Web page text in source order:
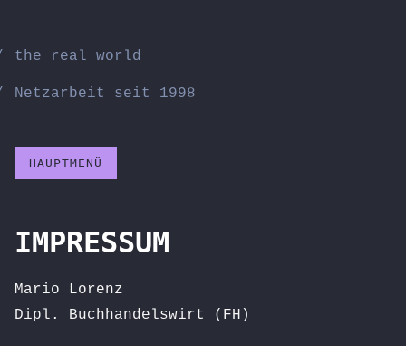
springen
the real world
Netzarbeit seit 1998
HAUPTMENÜ
IMPRESSUM
Mario Lorenz
Dipl. Buchhandelswirt (FH)